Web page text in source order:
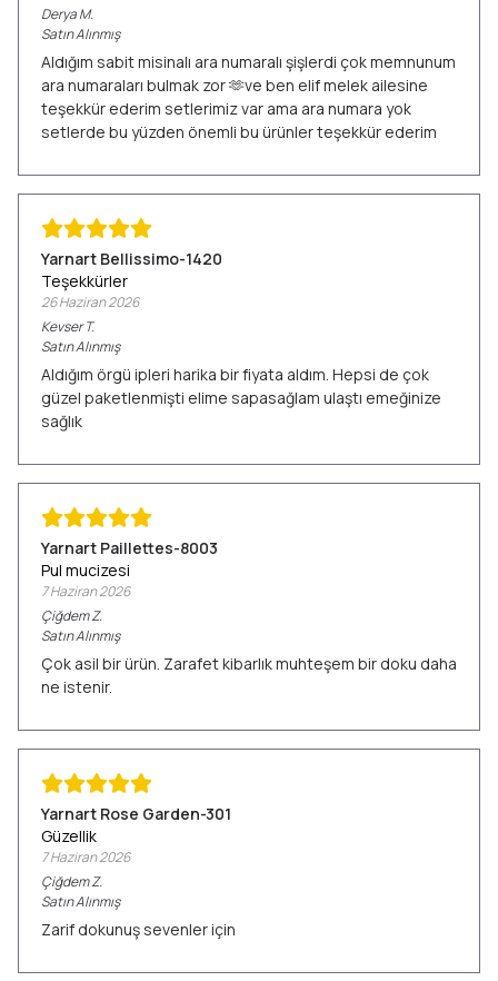
DeryaM.
Satın Alınmış
Aldığım sabit misinalı ara numaralı şişlerdi çok memnunum
ara numaraları bulmak zor 🫶ve ben elif melek ailesine
teşekkür ederim setlerimiz var ama ara numara yok
setlerde bu yüzden önemli bu ürünler teşekkür ederim
Yarnart Bellissimo-1420
Teşekkürler
26 Haziran 2026
Kevser T.
Satın Alınmış
Aldığım örgü ipleri harika bir fiyata aldım. Hepsi de çok
güzel paketlenmişti elime sapasağlam ulaştı emeğinize
sağlık
Yarnart Paillettes-8003
Pul mucizesi
7 Haziran 2026
ÇiğdemZ.
Satın Alınmış
Çok asil bir ürün. Zarafet kibarlık muhteşem bir doku daha
ne istenir.
Yarnart Rose Garden-301
Güzellik
7 Haziran 2026
ÇiğdemZ.
Satın Alınmış
Zarif dokunuş sevenler için